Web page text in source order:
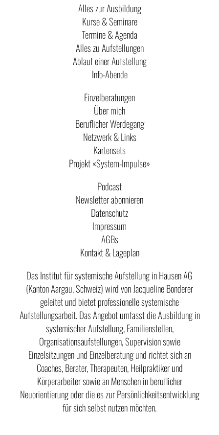
Alles zur Ausbildung
Kurse & Seminare
Termine & Agenda
Alles zu Aufstellungen
Ablauf einer Aufstellung
Info-Abende
Einzelberatungen
Über mich
Beruflicher Werdegang
Netzwerk & Links
Kartensets
Projekt «System-Impulse»
Podcast
Newsletter abonnieren
Datenschutz
Impressum
AGBs
Kontakt & Lageplan
Das Institut für systemische Aufstellung in Hausen AG
(Kanton Aargau, Schweiz) wird von Jacqueline Bonderer
geleitet und bietet professionelle systemische
Aufstellungsarbeit. Das Angebot umfasst die Ausbildung in
systemischer Aufstellung, Familienstellen,
Organisationsaufstellungen, Supervision sowie
Einzelsitzungen und Einzelberatung und richtet sich an
Coaches, Berater, Therapeuten, Heilpraktiker und
Körperarbeiter sowie an Menschen in beruflicher
Neuorientierung oder die es zur Persönlichkeitsentwicklung
für sich selbst nutzen möchten.